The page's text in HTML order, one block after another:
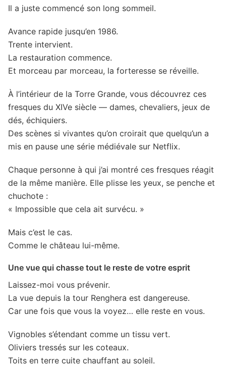
Il a juste commencé son long sommeil.
Avance rapide jusqu’en 1986.
Trente intervient.
La restauration commence.
Et morceau par morceau, la forteresse se réveille.
À l’intérieur de la Torre Grande, vous découvrez ces
fresques du XIVe siècle — dames, chevaliers, jeux de
dés, échiquiers.
Des scènes si vivantes qu’on croirait que quelqu’un a
mis en pause une série médiévale sur Netflix.
Chaque personne à qui j’ai montré ces fresques réagit
de la même manière. Elle plisse les yeux, se penche et
chuchote :
« Impossible que cela ait survécu. »
Mais c’est le cas.
Comme le château lui-même.
Une vue qui chasse tout le reste de votre esprit
Laissez-moi vous prévenir.
La vue depuis la tour Renghera est dangereuse.
Car une fois que vous la voyez… elle reste en vous.
Vignobles s’étendant comme un tissu vert.
Oliviers tressés sur les coteaux.
Toits en terre cuite chauffant au soleil.